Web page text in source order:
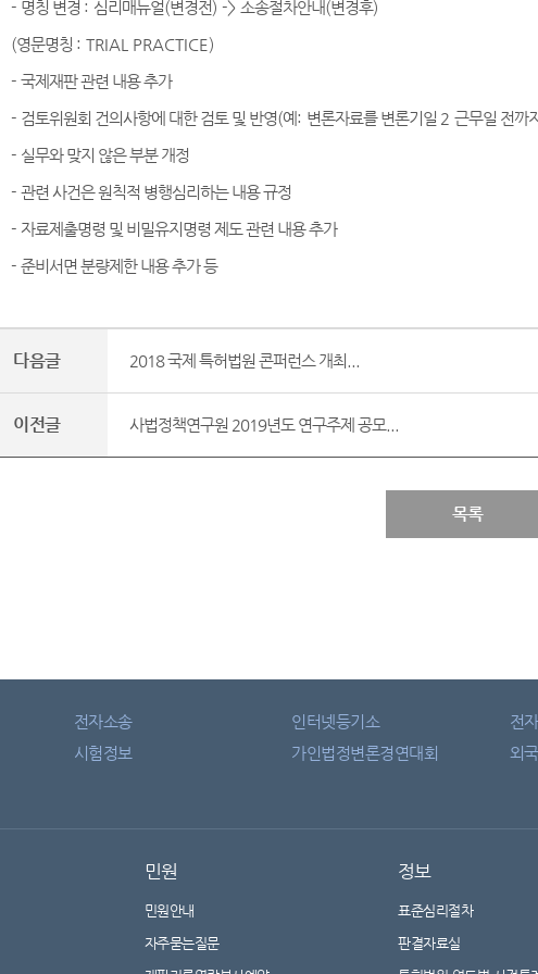
- 명칭 변경 : 심리매뉴얼(변경전) -> 소송절차안내(변경후)
(영문명칭 : TRIAL PRACTICE)
- 국제재판 관련 내용 추가
- 검토위원회 건의사항에 대한 검토 및 반영(예 : 변론자료를 변론기일 2 근무일 전까
- 실무와 맞지 않은 부분 개정
- 관련 사건은 원칙적 병행심리하는 내용 규정
- 자료제출명령 및 비밀유지명령 제도 관련 내용 추가
- 준비서면 분량제한 내용 추가 등
다음글 2018 국제 특허법원 콘퍼런스 개최...
이전글 사법정책연구원 2019년도 연구주제 공모...
목록
전자소송 인터넷등기소 전
시험정보 가인법정변론경연대회 외
민원
민원안내
자주묻는질문
정보
표준심리절차
판결자료실